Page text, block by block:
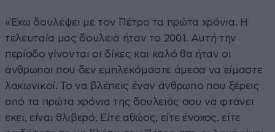
«Έχω δουλέψει με τον Πέτρο τα πρώτα χρόνια. Η
τελευταία μας δουλειά ήταν το 2001. Αυτή την
περίοδο γίνονται οι δίκες και καλό θα ήταν οι
άνθρωποι που δεν εμπλεκόμαστε άμεσα να είμαστε
λακωνικοί. Το να βλέπεις έναν άνθρωπο που ξέρεις
από τα πρώτα χρόνια της δουλειάς σου να φτάνει
εκεί, είναι θλιβερό, Είτε αθώος, είτε ένοχος, είτε